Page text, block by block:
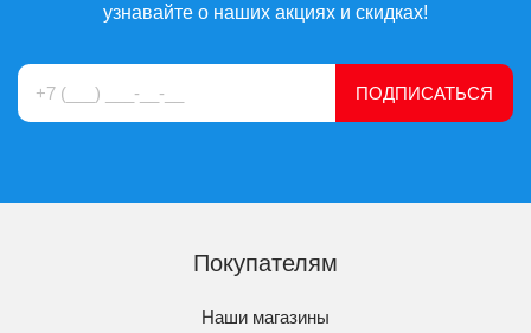
узнавайте о наших акциях и скидках!
ПОДПИСАТЬСЯ
Покупателям
Наши магазины